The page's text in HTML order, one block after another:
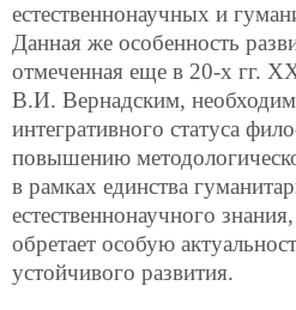
естественнонаучных и
Данная же особенность
отмеченная еще в 20-х гг.
В.И. Вернадским,
интегративного статуса
повышению
в рамках единства
естественнонаучного
обретает особую
устойчивого развития.